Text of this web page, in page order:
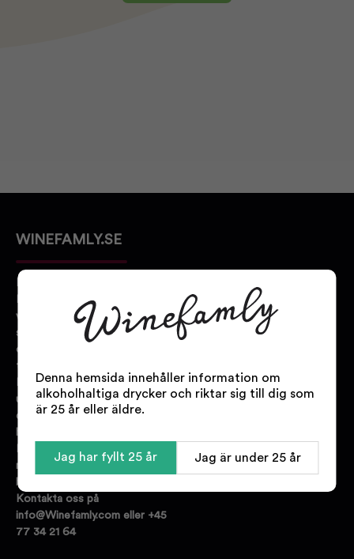
WINEFAMLY.SE
Danmarks största online
vinbutik. Vi har
specialistutbildad personal med
olika expertisområden inom alla
typer av dryck.
Hos oss hittar du ett stort
urval av vin, sprit, öl och
delikatesser från alla världens
Kontakta oss gärna om du har
några frågor eller om du inte
hittar den dryck du letar efter.
Kontakta oss på
info@Winefamly.com eller +45
77 34 21 64
Denna hemsida innehåller information om
alkoholhaltiga drycker och riktar sig till dig som
är 25 år eller äldre.
Jag har fyllt 25 år Jag är under 25 år